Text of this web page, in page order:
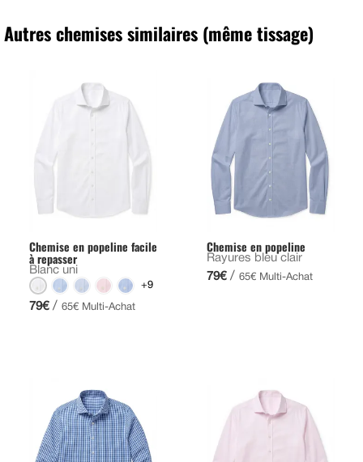
Autres chemises similaires (même tissage)
Chemise en popeline facile
à repasser
Blanc uni
+9
79€ / 65€ Multi-Achat
Chemise en popeline
Rayures bleu clair
79€ / 65€ Multi-Achat